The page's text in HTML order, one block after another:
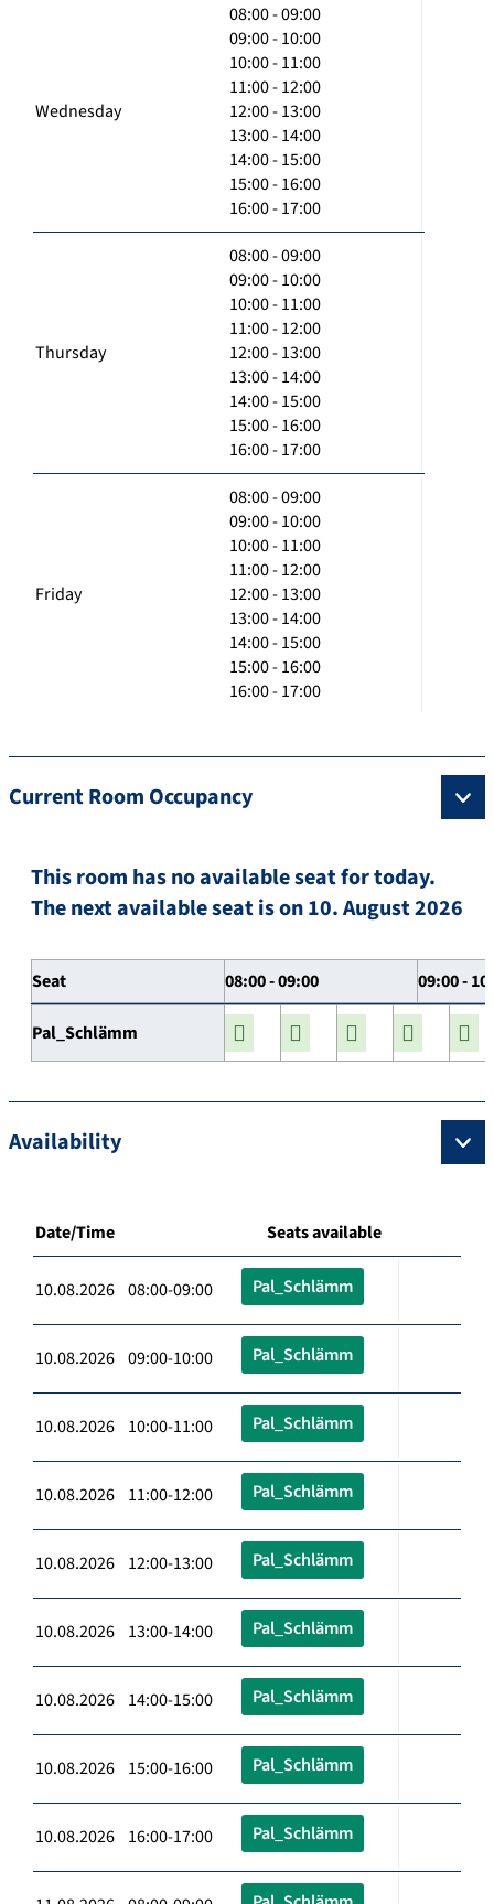
Wednesday
08:00 - 09:00
09:00 - 10:00
10:00 - 11:00
11:00 - 12:00
12:00 - 13:00
13:00 - 14:00
14:00 - 15:00
15:00 - 16:00
16:00 - 17:00
Thursday
08:00 - 09:00
09:00 - 10:00
10:00 - 11:00
11:00 - 12:00
12:00 - 13:00
13:00 - 14:00
14:00 - 15:00
15:00 - 16:00
16:00 - 17:00
Friday
08:00 - 09:00
09:00 - 10:00
10:00 - 11:00
11:00 - 12:00
12:00 - 13:00
13:00 - 14:00
14:00 - 15:00
15:00 - 16:00
16:00 - 17:00
Current Room Occupancy
This room has no available seat for today.
The next available seat is on 10. August 2026
Seat 08:00 - 09:00 09:00 -
Pal_Schlämm
Availability
Date/Time Seats available
10.08.2026 08:00-09:00 Pal_Schlämm
10.08.2026 09:00-10:00 Pal_Schlämm
10.08.2026 10:00-11:00 Pal_Schlämm
10.08.2026 11:00-12:00 Pal_Schlämm
10.08.2026 12:00-13:00 Pal_Schlämm
10.08.2026 13:00-14:00 Pal_Schlämm
10.08.2026 14:00-15:00 Pal_Schlämm
10.08.2026 15:00-16:00 Pal_Schlämm
10.08.2026 16:00-17:00 Pal_Schlämm